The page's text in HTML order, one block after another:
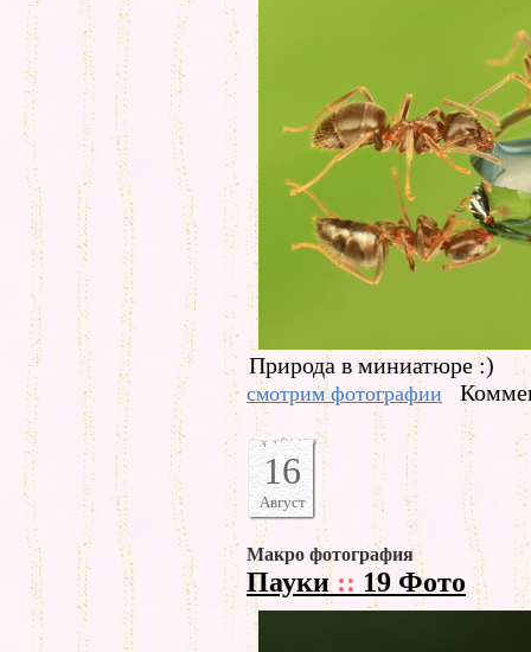
Природа в миниатюре :)
смотрим фотографии
16
Август
Макро фотография
Пауки:: 19 Фото